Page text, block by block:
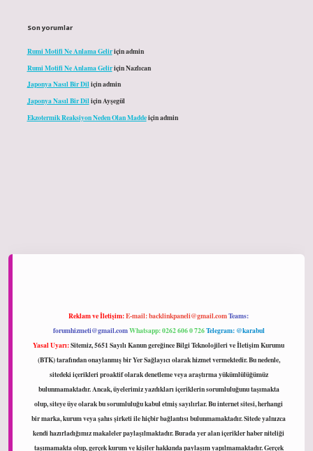
Son yorumlar
Rumi Motifi Ne Anlama Geliriçinadmin
Rumi Motifi Ne Anlama GeliriçinNazlıcan
Japonya Nasıl Bir Diliçinadmin
Japonya Nasıl Bir DiliçinAyşegül
Ekzotermik Reaksiyon Neden Olan Maddeiçinadmin
Reklam ve İletişim:E-mail:backlinkpaneli@gmail.comTeams:
forumhizmeti@gmail.comWhatsapp: 0262 606 0 726Telegram: @karabul
Yasal Uyarı:Sitemiz, 5651 Sayılı Kanun gereğince Bilgi Teknolojileri ve İletişim Kurumu
(BTK) tarafından onaylanmış bir Yer Sağlayıcı olarak hizmet vermektedir. Bu nedenle,
sitedeki içerikleri proaktif olarak denetleme veya araştırma yükümlülüğümüz
bulunmamaktadır. Ancak, üyelerimiz yazdıkları içeriklerin sorumluluğunu taşımakta
olup, siteye üye olarak bu sorumluluğu kabul etmiş sayılırlar. Bu internet sitesi, herhangi
bir marka, kurum veya şahıs şirketi ile hiçbir bağlantısı bulunmamaktadır. Sitede yalnızca
kendi hazırladığımız makaleler paylaşılmaktadır. Burada yer alan içerikler haber niteliği
taşımamakta olup, gerçek kurum ve kişiler hakkında paylaşım yapılmamaktadır. Gerçek